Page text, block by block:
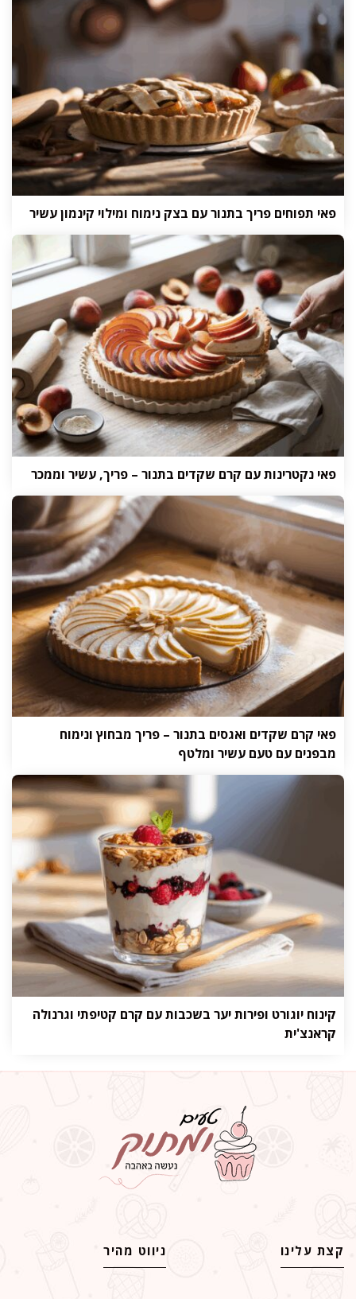
פאי תפוחים פריך בתנור עם בצק נימוח ומילוי קינמון עשיר
פאי נקטרינות עם קרם שקדים בתנור – פריך, עשיר וממכר
פאי קרם שקדים ואגסים בתנור – פריך מבחוץ ונימוח
מבפנים עם טעם עשיר ומלטף
קינוח יוגורט ופירות יער בשכבות עם קרם קטיפתי וגרנולה
קראנצ'ית
קצת עלינו ניווט מהיר